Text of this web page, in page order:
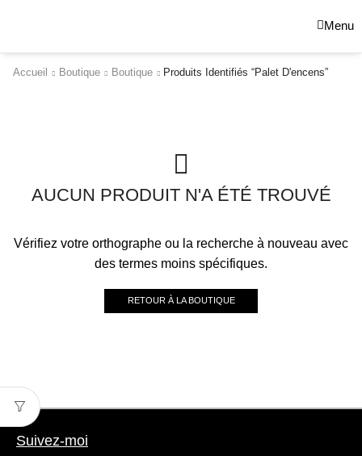
Menu
Accueil Boutique Boutique Produits Identifiés “palet D'encens”
AUCUN PRODUIT N'A ÉTÉ TROUVÉ
Vérifiez votre orthographe ou la recherche à nouveau avec
des termes moins spécifiques.
RETOUR À LA BOUTIQUE
Suivez-moi